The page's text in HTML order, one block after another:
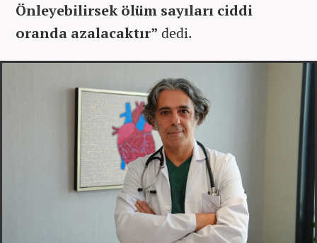
Önleyebilirsek ölüm sayıları ciddi
oranda azalacaktır” dedi.